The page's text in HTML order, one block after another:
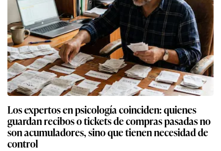
Los expertos en psicología coinciden: quienes
guardan recibos o tickets de compras pasadas no
son acumuladores, sino que tienen necesidad de
control